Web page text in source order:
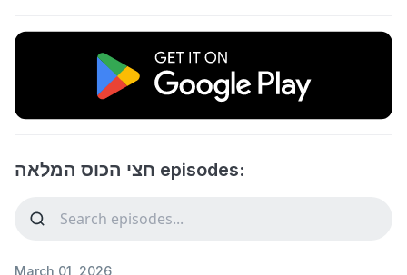
חצי הכוס המלאה episodes:
March 01, 2026